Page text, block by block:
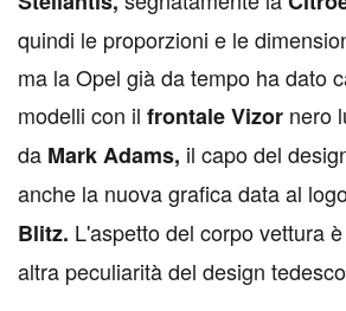
quindi le proporzioni e le
ma la Opel già da tempo ha dato
modelli con il frontale Vizor nero
da Mark Adams, il capo del
anche la nuova grafica data al
Blitz. L'aspetto del corpo vettura
altra peculiarità del design